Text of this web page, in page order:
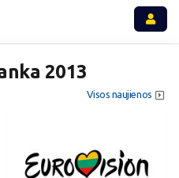
2013
Visos naujienos